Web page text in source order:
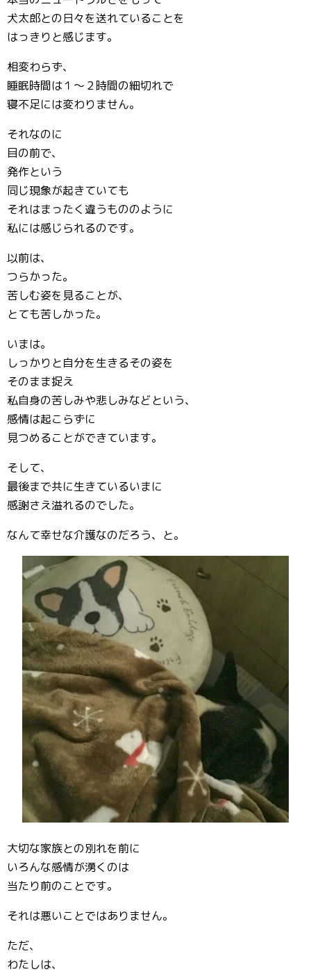
犬太郎との日々を送れていることを
はっきりと感じます。
相変わらず、
睡眠時間は１〜２時間の細切れで
寝不足には変わりません。
それなのに
目の前で、
発作という
同じ現象が起きていても
それはまったく違うもののように
私には感じられるのです。
以前は、
つらかった。
苦しむ姿を見ることが、
とても苦しかった。
いまは。
しっかりと自分を生きるその姿を
そのまま捉え
私自身の苦しみや悲しみなどという、
感情は起こらずに
見つめることができています。
そして、
最後まで共に生きているいまに
感謝さえ溢れるのでした。
なんて幸せな介護なのだろう、と。
大切な家族との別れを前に
いろんな感情が湧くのは
当たり前のことです。
それは悪いことではありません。
ただ、
わたしは、